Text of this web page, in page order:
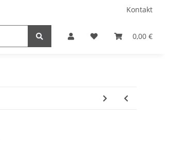
Kontakt
0,00 €